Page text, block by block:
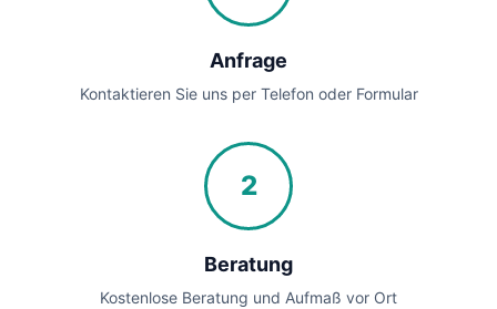
Anfrage
Kontaktieren Sie uns per Telefon oder Formular
2
Beratung
Kostenlose Beratung und Aufmaß vor Ort